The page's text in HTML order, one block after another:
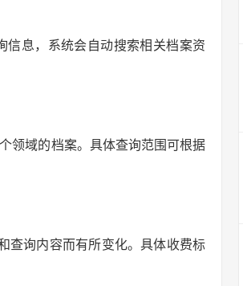
信息，系统会自动搜索相关档案资
领域的档案。具体查询范围可根据
查询内容而有所变化。具体收费标